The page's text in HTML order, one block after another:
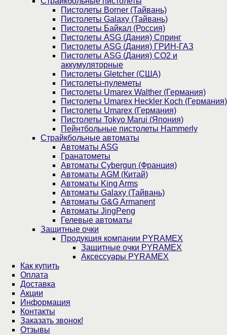
Пистолеты Borner (Тайвань)
Пистолеты Galaxy (Тайвань)
Пистолеты Байкал (Россия)
Пистолеты ASG (Дания) Спринг
Пистолеты ASG (Дания) ГРИН-ГАЗ
Пистолеты ASG (Дания) CO2 и
аккумуляторные
Пистолеты Gletcher (США)
Пистолеты-пулеметы
Пистолеты Umarex Walther (Германия)
Пистолеты Umarex Heckler Koch (Германия)
Пистолеты Umarex (Германия)
Пистолеты Tokyo Marui (Япония)
Пейнтбольные пистолеты Hammerly
Страйкбольные автоматы
Автоматы ASG
Гранатометы
Автоматы Cybergun (Франция)
Автоматы AGM (Китай)
Автоматы King Arms
Автоматы Galaxy (Тайвань)
Автоматы G&G Armanent
Автоматы JingPeng
Гелевые автоматы
Защитные очки
Продукция компании PYRAMEX
Защитные очки PYRAMEX
Аксессуары PYRAMEX
Как купить
Оплата
Доставка
Акции
Информация
Контакты
Заказать звонок!
Отзывы